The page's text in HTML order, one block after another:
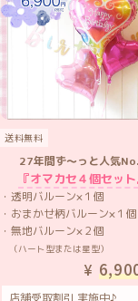
27年間ず〜っと人気
『オマカセ４個セット
・透明バルーン×１個
・おまかせ柄バルーン×１個
・無地バルーン×２個
（ハート型または星型）
送料無料